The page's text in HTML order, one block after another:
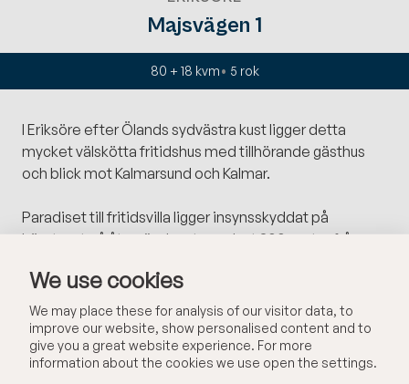
We use cookies
We may place these for analysis of our visitor data, to
improve our website, show personalised content and to
give you a great website experience. For more
information about the cookies we use open the settings.
Majsvägen 1
80 + 18 kvm 5 rok
I Eriksöre efter Ölands sydvästra kust ligger detta
mycket välskötta fritidshus med tillhörande gästhus
och blick mot Kalmarsund och Kalmar.
Paradiset till fritidsvilla ligger insynsskyddat på
hörntomt på återvändsgata endast 300 meter från
planlösning med stort allrum med utgång till ett stort
uterum med möjlighet till eldstad samt vidbyggd altan
med glimt av sundet och Kalmar. Tre sovrum varav ett
större med genomtänkt förvaring och utgång till
frukostveranda mot baksida. Kök med matplats och